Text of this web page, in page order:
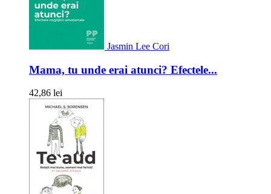
Jasmin Lee Cori
Mama, tu unde erai atunci? Efectele...
42,86 lei